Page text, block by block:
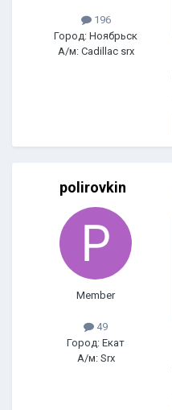
196
Город: Ноябрьск
А/м: Cadillac srx
polirovkin
Member
49
Город: Екат
А/м: Srx